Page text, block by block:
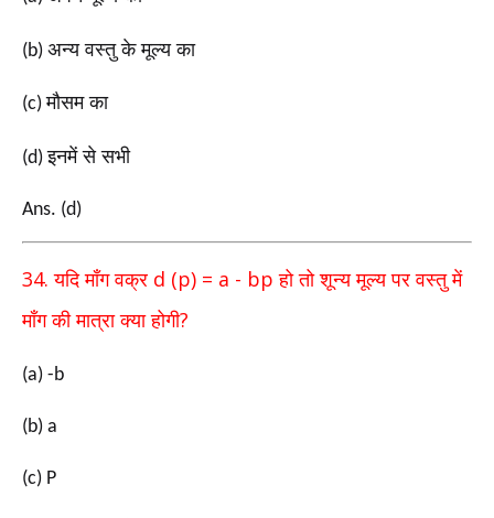
(b) अन्य वस्तु के मूल्य का
(c)मौसम का
(d)इनमें से सभी
Ans. (d)
34.यदि माँग वक्र d (p) = a - bpहो तो शून्य मूल्य पर वस्तु में
माँग की मात्रा क्या होगी?
(a) -b
(b) a
(c) P